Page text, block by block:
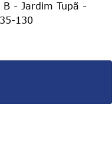
B - Jardim Tupã -
130